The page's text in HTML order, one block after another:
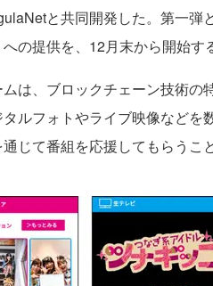
と共同開発した。第一弾
の提供を、12月末から開始す
は、ブロックチェーン技術の
ルフォトやライブ映像などを
じて番組を応援してもらうこ